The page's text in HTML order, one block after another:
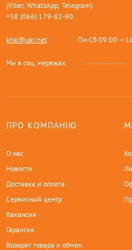
(Viber, WhatsApp, Telegram)
+38 (066) 179-82-90
khk@ukr.net Пн-Сб 09:00
Ми в соц. мережах
ПРО КОМПАНІЮ
О нас
Новости
Доставка и оплата
Сервисный центр
Вакансии
Гарантия
Возврат товара и обмен